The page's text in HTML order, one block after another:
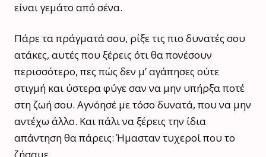
είναι γεμάτο από σένα.
Πάρε τα πράγματά σου, ρίξε τις πιο δυνατές σου
ατάκες, αυτές που ξέρεις ότι θα πονέσουν
περισσότερο, πες πώς δεν μ’ αγάπησες ούτε
στιγμή και ύστερα φύγε σαν να μην υπήρξα ποτέ
στη ζωή σου. Αγνόησέ με τόσο δυνατά, που να μην
αντέχω άλλο. Και πάλι να ξέρεις την ίδια
απάντηση θα πάρεις: Ήμασταν τυχεροί που το